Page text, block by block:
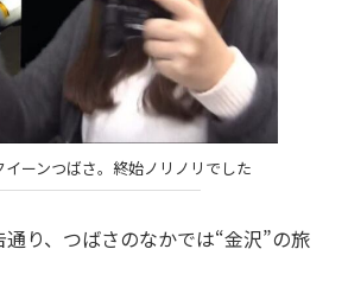
イーンつばさ。終始ノリノリでした
り、つばさのなかでは“金沢”の旅